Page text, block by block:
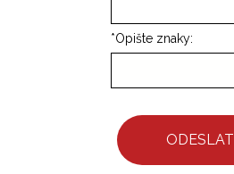
Opište znaky:
*
ODESLAT